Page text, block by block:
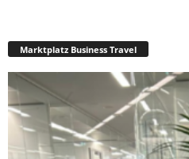
Marktplatz Business Travel